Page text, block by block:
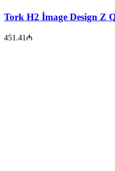
Tork H2 İmage Design Z
451.41 ₼